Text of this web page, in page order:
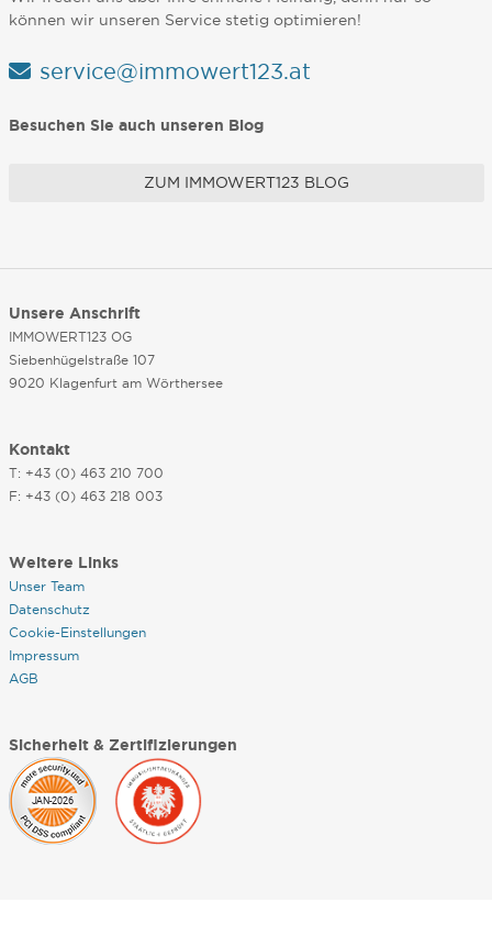
können wir unseren Service stetig optimieren!
service@immowert123.at
Besuchen Sie auch unseren Blog
ZUM IMMOWERT123 BLOG
Unsere Anschrift
IMMOWERT123 OG
Siebenhügelstraße 107
9020 Klagenfurt am Wörthersee
Kontakt
T: +43 (0) 463 210 700
F: +43 (0) 463 218 003
Weitere Links
Unser Team
Datenschutz
Cookie-Einstellungen
Impressum
AGB
Sicherheit & Zertifizierungen